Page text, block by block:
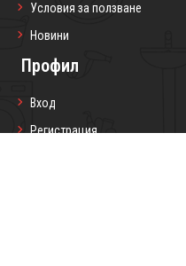
Условия за ползване
Новини
Профил
Вход
Регистрация